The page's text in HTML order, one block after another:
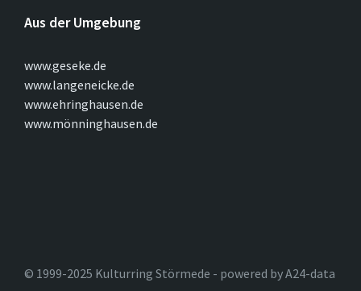
Aus der Umgebung
www.geseke.de
www.langeneicke.de
www.ehringhausen.de
www.mönninghausen.de
© 1999-2025 Kulturring Störmede - powered by A24-data